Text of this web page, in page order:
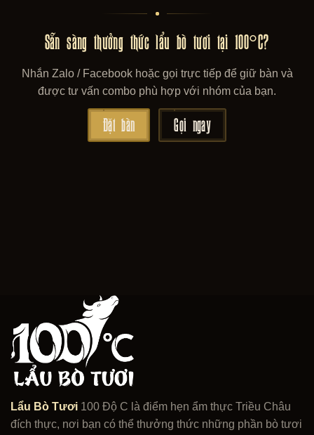
Sẵn sàng thưởng thức lẩu bò tươi tại 100°C?
Nhắn Zalo / Facebook hoặc gọi trực tiếp để giữ bàn và
được tư vấn combo phù hợp với nhóm của bạn.
Đặt bàn Gọi ngay
Lẩu Bò Tươi 100 Độ C là điểm hẹn ẩm thực Triều Châu
đích thực, nơi bạn có thể thưởng thức những phần bò tươi